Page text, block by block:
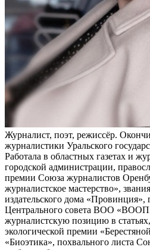
Журналист, поэт, режиссёр.
журналистики Уральского
Работала в областных газетах и
городской администрации,
премии Союза журналистов
журналистское мастерство»,
издательского дома «Провинция»,
Центрального совета ВOO
журналистскую позицию в
экологической премии
«Биоэтика», похвального листа